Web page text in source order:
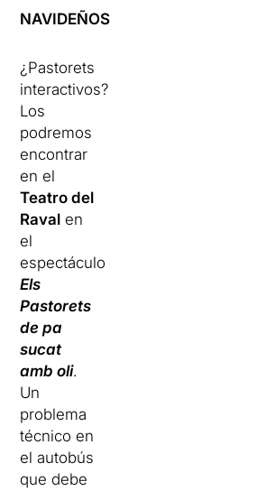
NAVIDEÑOS
¿Pastorets
interactivos?
Los
podremos
encontrar
en el
Teatro del
Raval en
el
espectáculo
Els
Pastorets
de pa
sucat
amb oli.
Un
problema
técnico en
el autobús
que debe